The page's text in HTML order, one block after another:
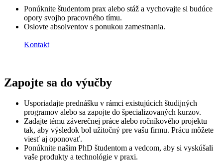
Ponúknite študentom prax alebo stáž a vychovajte si budúce
opory svojho pracovného tímu.
Oslovte absolventov s ponukou zamestnania.
Kontakt
Zapojte sa do výučby
Usporiadajte prednášku v rámci existujúcich študijných
programov alebo sa zapojte do špecializovaných kurzov.
Zadajte tému záverečnej práce alebo ročníkového projektu
tak, aby výsledok bol užitočný pre vašu firmu. Prácu môžete
viesť aj oponovať.
Ponúknite našim PhD študentom a vedcom, aby si vyskúšali
vaše produkty a technológie v praxi.